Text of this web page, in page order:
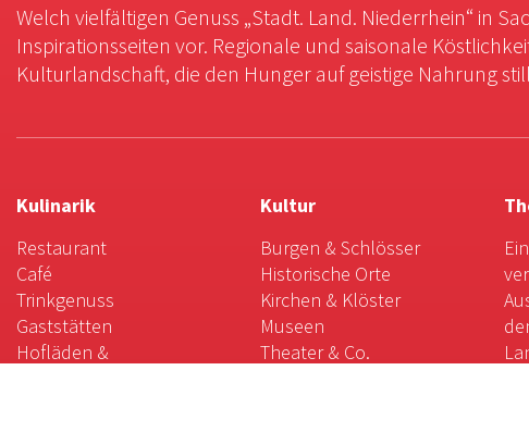
Welch vielfältigen Genuss „Stadt. Land. Niederrhein“ in
Inspirationsseiten vor. Regionale und saisonale
Kulturlandschaft, die den Hunger auf geistige Nahrung
Kulinarik
Restaurant
Café
Trinkgenuss
Gaststätten
Hofläden &
Kultur
Burgen & Schlösser
Historische Orte
Kirchen & Klöster
Museen
Theater & Co.